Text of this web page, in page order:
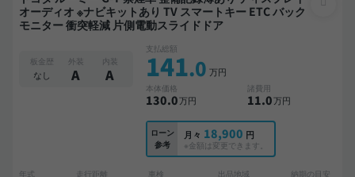
オーディオ ※ナビキットあり TV スマートキー ETC バック
モニター 衝突軽減 片側電動スライドドア
板金歴
なし
外装
A
内装
A
支払総額
141.0 万円
本体価格
130.0万円
諸費用
11.0万円
ローン
参考
月々 18,900 円
※金額は変更できます。
年式 走行距離 車検 出品地域 納期の目安